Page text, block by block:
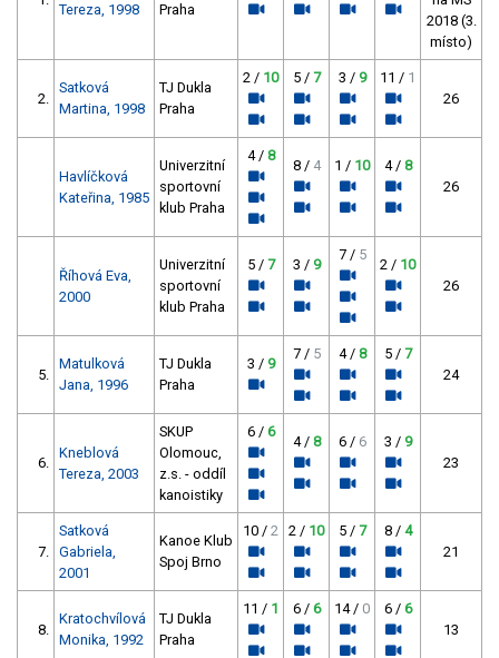
Tereza, 1998 Praha
2018 (3.
místo)
2.
Satková
Martina, 1998
TJ Dukla
Praha
2 / 10 5 / 7 3 / 9 11 / 1
26
Havlíčková
Kateřina, 1985
Univerzitní
sportovní
klub Praha
4 / 8
8 / 4 1 / 10 4 / 8
26
Říhová Eva,
2000
Univerzitní
sportovní
klub Praha
5 / 7 3 / 9
7 / 5
2 / 10
26
5.
Matulková
Jana, 1996
TJ Dukla
Praha
3 / 9
7 / 5 4 / 8 5 / 7
24
6.
Kneblová
Tereza, 2003
SKUP
Olomouc,
z.s. - oddíl
kanoistiky
6 / 6
4 / 8 6 / 6 3 / 9
23
7.
Satková
Gabriela,
2001
Kanoe Klub
Spoj Brno
10 / 2 2 / 10 5 / 7 8 / 4
21
8.
Kratochvílová
Monika, 1992
TJ Dukla
Praha
11 / 1 6 / 6 14 / 0 6 / 6
13